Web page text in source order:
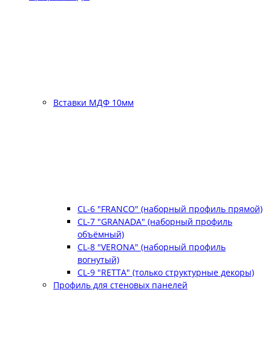
Вставки МДФ 10мм
CL-6 "FRANCO" (наборный профиль прямой)
CL-7 "GRANADA" (наборный профиль
объёмный)
CL-8 "VERONA" (наборный профиль
вогнутый)
CL-9 "RETTA" (только структурные декоры)
Профиль для стеновых панелей